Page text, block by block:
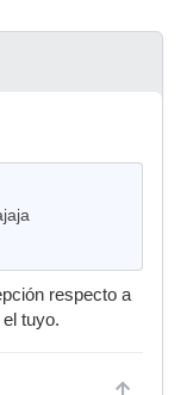
respecto a
tuyo.